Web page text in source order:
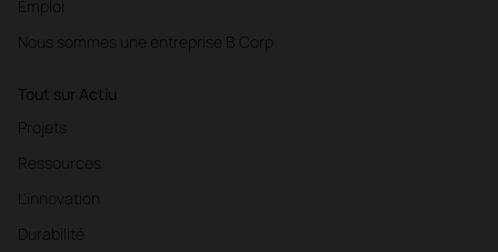
Emploi
Nous sommes une entreprise B Corp
Tout sur Actiu
Projets
Ressources
L'innovation
Durabilité